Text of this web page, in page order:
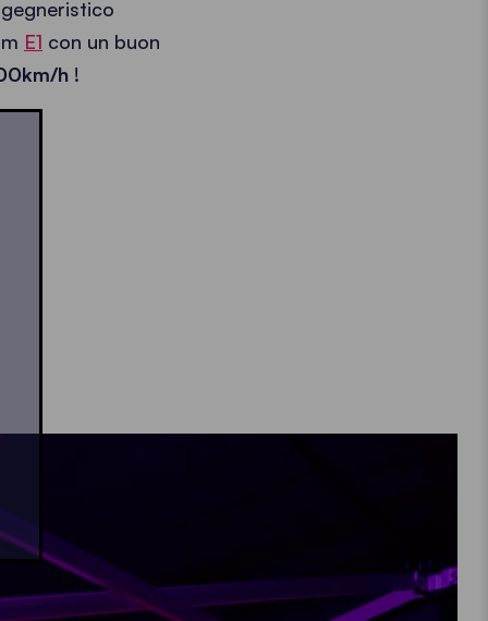
E1 con un buon
h !